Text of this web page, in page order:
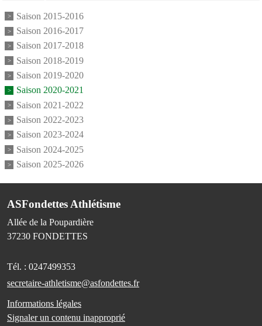
Saison 2015-2016
Saison 2016-2017
Saison 2017-2018
Saison 2018-2019
Saison 2019-2020
Saison 2020-2021
Saison 2021-2022
Saison 2022-2023
Saison 2023-2024
Saison 2024-2025
Saison 2025-2026
ASFondettes Athlétisme
Allée de la Poupardière
37230 FONDETTES
Tél. : 0247499353
secretaire-athletisme@asfondettes.fr
Informations légales
Signaler un contenu inapproprié